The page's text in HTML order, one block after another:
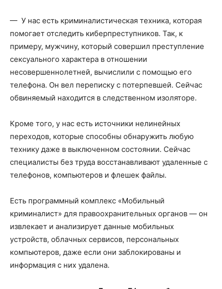
— У нас есть криминалистическая техника, которая
помогает отследить киберпреступников. Так, к
примеру, мужчину, который совершил преступление
сексуального характера в отношении
несовершеннолетней, вычислили с помощью его
телефона. Он вел переписку с потерпевшей. Сейчас
обвиняемый находится в следственном изоляторе.
Кроме того, у нас есть источники нелинейных
переходов, которые способны обнаружить любую
технику даже в выключенном состоянии. Сейчас
специалисты без труда восстанавливают удаленные с
телефонов, компьютеров и флешек файлы.
Есть программный комплекс «Мобильный
криминалист» для правоохранительных органов — он
извлекает и анализирует данные мобильных
устройств, облачных сервисов, персональных
компьютеров, даже если они заблокированы и
информация с них удалена.